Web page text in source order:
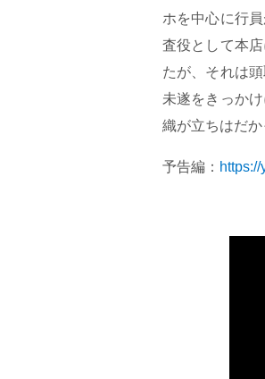
ホを中心に行
査役として本
たが、それは
未遂をきっか
織が立ちはだか
予告編：